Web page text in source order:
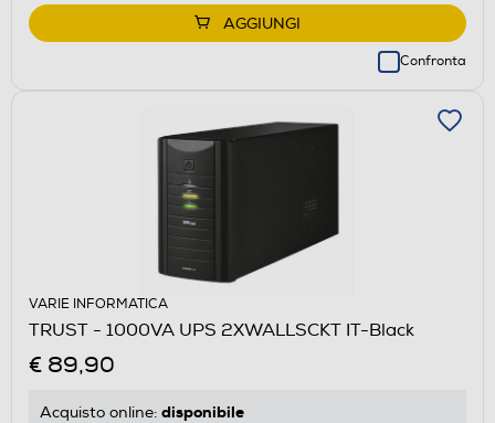
AGGIUNGI
Confronta
VARIE INFORMATICA
TRUST - 1000VA UPS 2XWALLSCKT IT-Black
€ 89,90
Acquisto online: disponibile